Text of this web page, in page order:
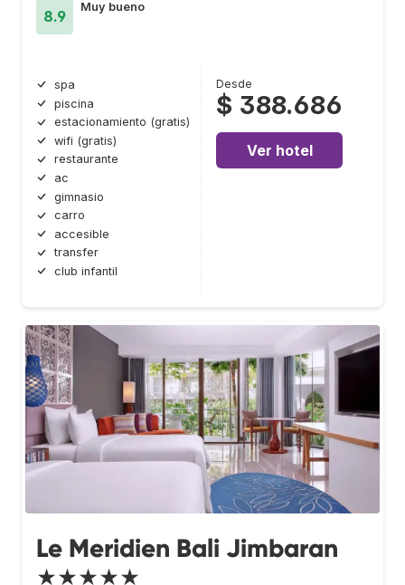
8.9
Muy bueno
spa
piscina
estacionamiento (gratis)
wifi (gratis)
restaurante
ac
gimnasio
carro
accesible
transfer
club infantil
Desde
$ 388.686
Ver hotel
Le Meridien Bali Jimbaran
★★★★★